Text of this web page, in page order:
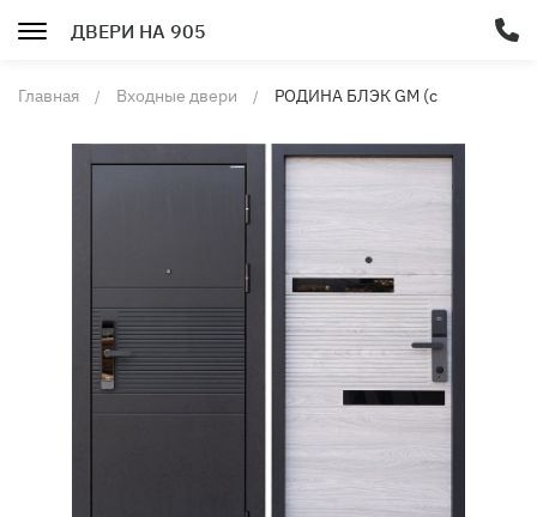
ДВЕРИ НА 905
Главная Входные двери
РОДИНА БЛЭК GM (с